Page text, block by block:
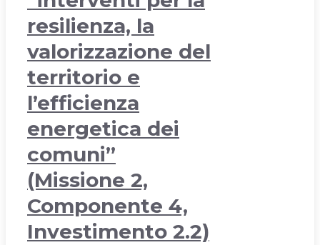
resilienza, la
valorizzazione del
territorio e
l’efficienza
energetica dei
comuni”
(Missione 2,
Componente 4,
Investimento 2.2)